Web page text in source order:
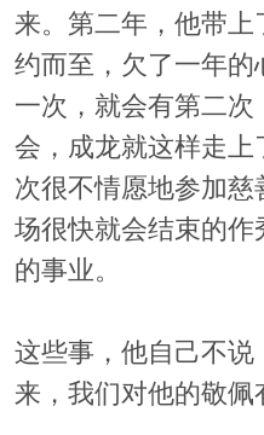
来。第二年，他带
约而至，欠了一年
一次，就会有第二
会，成龙就这样走
次很不情愿地参加
场很快就会结束的作
的事业。
这些事，他自己不说
来，我们对他的敬佩